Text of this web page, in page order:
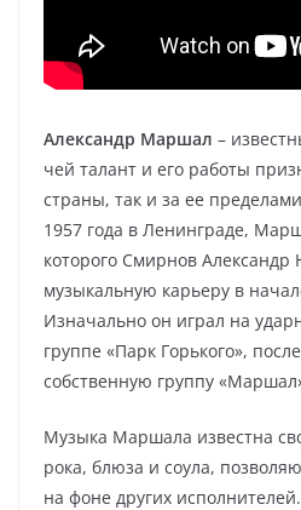
Александр Маршал –
чей талант и его работы
страны, так и за ее
1957 года в Ленинграде,
которого Смирнов
музыкальную карьеру в
Изначально он играл на
группе «Парк Горького»,
собственную группу
Музыка Маршала известна
рока, блюза и соула,
на фоне других